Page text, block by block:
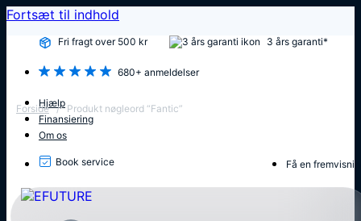
Forside / Produkt nøgleord “Fantic”
Fortsæt til indhold
Fri fragt over 500 kr 3 års garanti*
680+ anmeldelser
Hjælp
Finansiering
Om os
Book service Få en